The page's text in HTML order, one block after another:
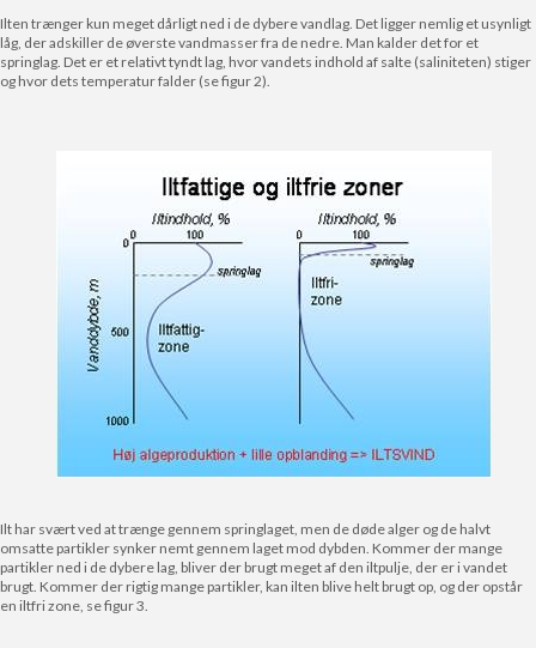
Ilten trænger kun meget dårligt ned i de dybere vandlag. Det ligger nemlig et usynligt
låg, der adskiller de øverste vandmasser fra de nedre. Man kalder det for et
springlag. Det er et relativt tyndt lag, hvor vandets indhold af salte (saliniteten) stiger
og hvor dets temperatur falder (se figur 2).
Ilt har svært ved at trænge gennem springlaget, men de døde alger og de halvt
omsatte partikler synker nemt gennem laget mod dybden. Kommer der mange
partikler ned i de dybere lag, bliver der brugt meget af den iltpulje, der er i vandet
brugt. Kommer der rigtig mange partikler, kan ilten blive helt brugt op, og der opstår
en iltfri zone, se figur 3.